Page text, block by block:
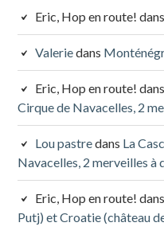
Eric, Hop en route! dans
Valeriedans
Eric, Hop en route! dans
Cirque de Navacelles, 2
Lou pastredans La
Navacelles, 2 merveilles à
Eric, Hop en route! dans
Putj) et Croatie (château